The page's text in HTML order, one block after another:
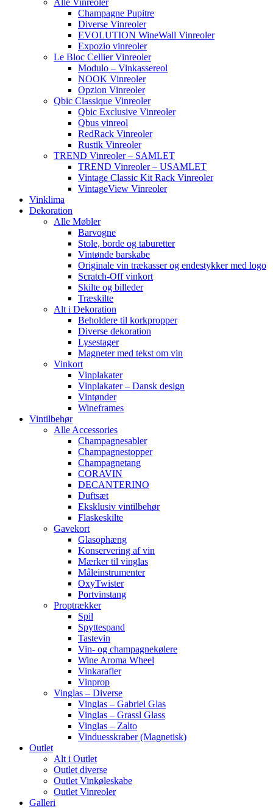
Alle Vinreoler
Champagne Pupitre
Diverse Vinreoler
EVOLUTION WineWall Vinreoler
Expozio vinreoler
Le Bloc Cellier Vinreoler
Modulo – Vinkassereol
NOOK Vinreoler
Opzion Vinreoler
Qbic Classique Vinreoler
Qbic Exclusive Vinreoler
Qbus vinreol
RedRack Vinreoler
Rustik Vinreoler
TREND Vinreoler – SAMLET
TREND Vinreoler – USAMLET
Vintage Classic Kit Rack Vinreoler
VintageView Vinreoler
Vinklima
Dekoration
Alle Møbler
Barvogne
Stole, borde og taburetter
Vintønde barskabe
Originale vin trækasser og endestykker med logo
Scratch-Off vinkort
Skilte og billeder
Træskilte
Alt i Dekoration
Beholdere til korkpropper
Diverse dekoration
Lysestager
Magneter med tekst om vin
Vinkort
Vinplakater
Vinplakater – Dansk design
Vintønder
Wineframes
Vintilbehør
Alle Accessories
Champagnesabler
Champagnestopper
Champagnetang
CORAVIN
DECANTERINO
Duftsæt
Eksklusiv vintilbehør
Flaskeskilte
Gavekort
Glasophæng
Konservering af vin
Mærker til vinglas
Måleinstrumenter
OxyTwister
Portvinstang
Proptrækker
Spil
Spyttespand
Tastevin
Vin- og champagnekølere
Wine Aroma Wheel
Vinkarafler
Vinprop
Vinglas – Diverse
Vinglas – Gabriel Glas
Vinglas – Grassl Glass
Vinglas – Zalto
Vinduesskraber (Magnetisk)
Outlet
Alt i Outlet
Outlet diverse
Outlet Vinkøleskabe
Outlet Vinreoler
Galleri